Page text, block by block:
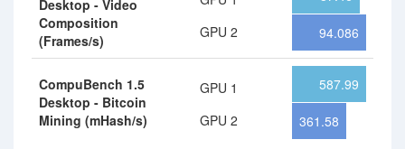
Desktop - Video
Composition
(Frames/s)
GPU 2
94.086
CompuBench 1.5
Desktop - Bitcoin
Mining (mHash/s)
GPU 1
GPU 2
587.99
361.58